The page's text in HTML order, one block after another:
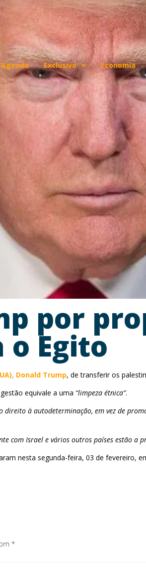
Agenda Exclusivo Economia
por
Egito
Donald Trump, de transferir os
equivale a uma “limpeza étnica”.
à autodeterminação, em vez de
com Israel e vários outros países estão a
nesta segunda-feira, 03 de fevereiro,
*